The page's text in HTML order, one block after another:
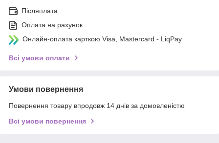
Післяплата
Оплата на рахунок
Онлайн-оплата карткою Visa, Mastercard - LiqPay
Всі умови оплати
Умови повернення
Повернення товару впродовж 14 днів за домовленістю
Всі умови повернення